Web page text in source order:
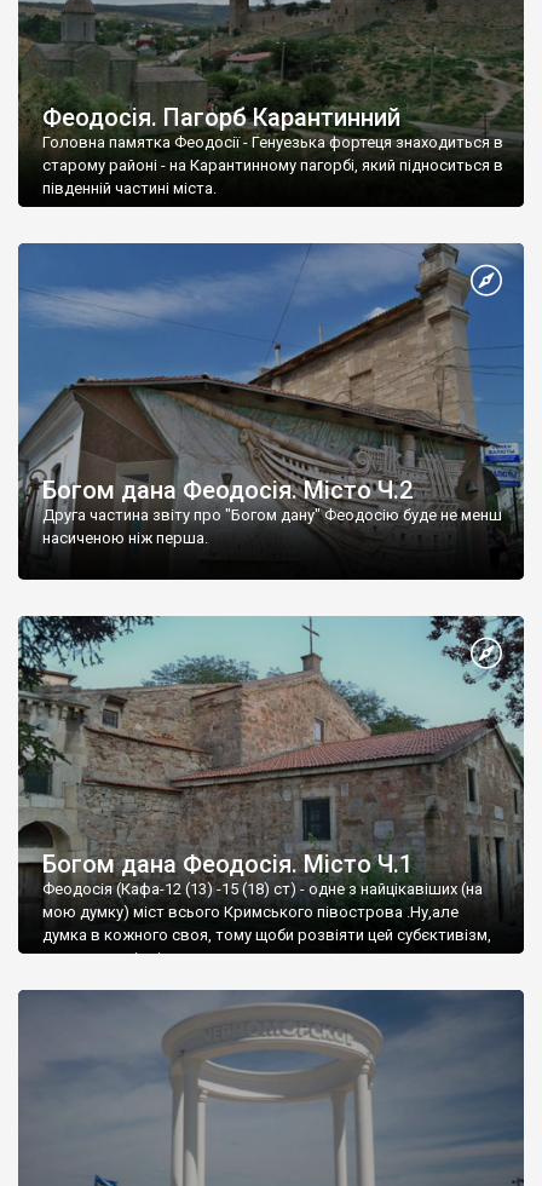
Феодосія. Пагорб Карантинний
Головна памятка Феодосії - Генуезька фортеця знаходиться в
старому районі - на Карантинному пагорбі, який підноситься в
південній частині міста.
Богом дана Феодосія. Місто Ч.2
Друга частина звіту про "Богом дану" Феодосію буде не менш
насиченою ніж перша.
Богом дана Феодосія. Місто Ч.1
Феодосія (Кафа-12 (13) -15 (18) ст) - одне з найцікавіших (на
мою думку) міст всього Кримського півострова .Ну,але
думка в кожного своя, тому щоби розвіяти цей субєктивізм,
запрошую відвідати це